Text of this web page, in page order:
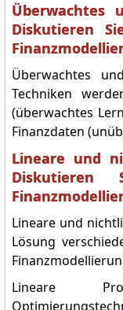
Überwachtes
Diskutieren
Überwachtes
Techniken
(überwachtes
Finanzdaten
Lineare und
Lineare und
Lösung
Lineare